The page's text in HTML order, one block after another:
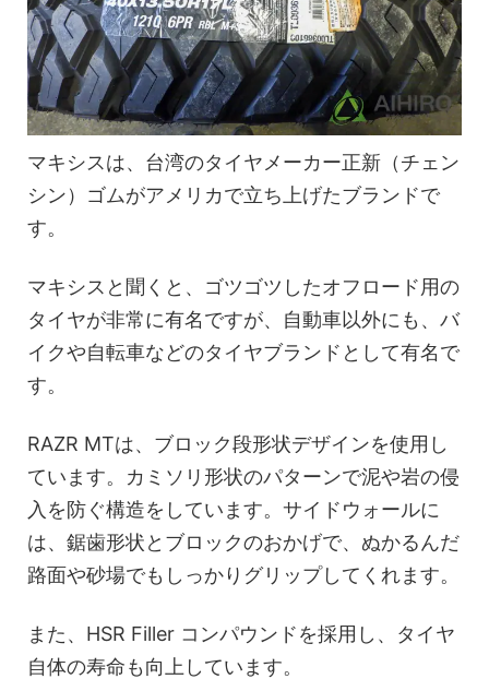
マキシスは、台湾のタイヤメーカー正新（チェン
シン）ゴムがアメリカで立ち上げたブランドで
す。
マキシスと聞くと、ゴツゴツしたオフロード用の
タイヤが非常に有名ですが、自動車以外にも、バ
イクや自転車などのタイヤブランドとして有名で
す。
RAZR MTは、ブロック段形状デザインを使用し
ています。カミソリ形状のパターンで泥や岩の侵
入を防ぐ構造をしています。サイドウォールに
は、鋸歯形状とブロックのおかげで、ぬかるんだ
路面や砂場でもしっかりグリップしてくれます。
また、HSR Filler コンパウンドを採用し、タイヤ
自体の寿命も向上しています。